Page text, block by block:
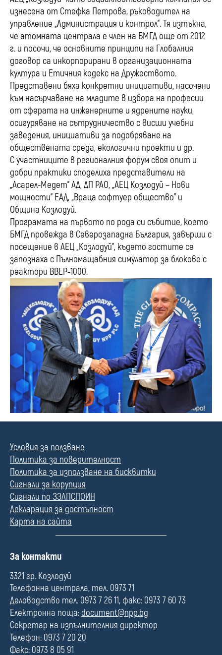
изнесена от Стефка Петрова, ръководител на
управление „Администрация и контрол”. Тя изтъкна,
че атомната централа е член на БМГД още от 2012
г. и посочи, че основните принципи на Глобалния
договор са инкорпорирани в организационната
култура и Етичния кодекс на Дружеството.
Представени бяха конкретни инициативи, насочени
към насърчаване на младите в избора на професии
от сферата на инженерните и ядрените науки,
осигуряване на сътрудничество с висши учебни
заведения, инициативи за подобряване на
обществената среда, екологични проекти и др.
С участниците в регионалния форум своя опит и
добри практики споделиха представители на
„Асарел-Медет” АД, ДП РАО, „АЕЦ Козлодуй – Нови
мощности” ЕАД, „Враца софтуер общество” и
Община Козлодуй.
Програмата на първото по рода си събитие, което
БМГД провежда в Северозападна България, завърши с
посещение в АЕЦ „Козлодуй”, където гостите се
запознаха с Пълномащабния симулатор за блокове с
реактори ВВЕР-1000.
Условия за ползване
Политика за поверителност
Политика за използване на бисквитки
Сигнали за корупция
Сигнали по ЗЗЛПСПОИН
Декларация за достъпност
Карта на сайта
П
л
е
За контакти
3321 гр. Козлодуй
Телефонна централа, тел. 0973 71
Деловодство тел. 0973 7 26 11, факс: 0973 7 60 73
Електронна поща: document@npp.bg
Секретар на изпълнителния директор
Телефон: 0973 7 20 20
Факс: 0973 8 05 91